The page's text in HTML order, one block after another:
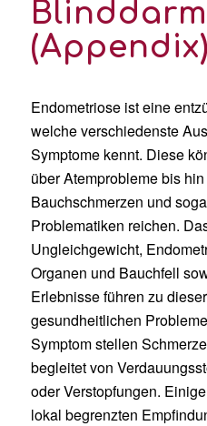
Blinddarm
(Appendix)
Endometriose ist eine
welche verschiedenste
Symptome kennt. Diese
über Atemprobleme bis
Bauchschmerzen und
Problematiken reichen.
Ungleichgewicht,
Organen und Bauchfell
Erlebnisse führen zu
gesundheitlichen
Symptom stellen
begleitet von
oder Verstopfungen.
lokal begrenzten